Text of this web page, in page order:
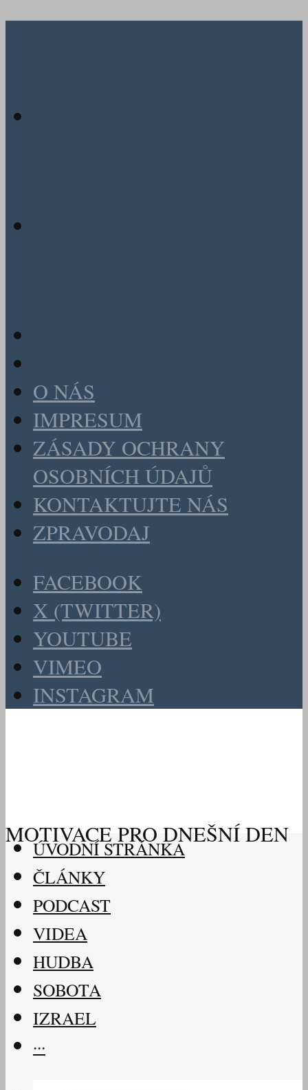
O NÁS
IMPRESUM
ZÁSADY OCHRANY
OSOBNÍCH ÚDAJŮ
KONTAKTUJTE NÁS
ZPRAVODAJ
FACEBOOK
X (TWITTER)
YOUTUBE
VIMEO
INSTAGRAM
MOTIVACE PRO DNEŠNÍ DEN
ÚVODNÍ STRÁNKA
ČLÁNKY
PODCAST
VIDEA
HUDBA
SOBOTA
IZRAEL
···